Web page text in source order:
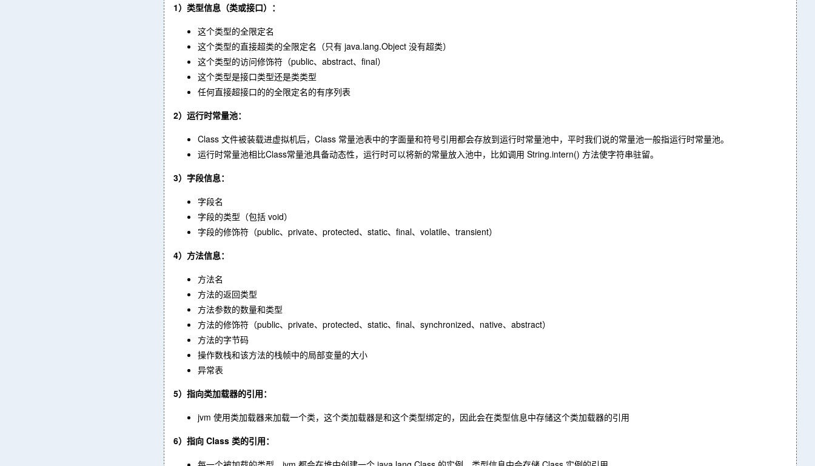
1）类型信息（类或接口）：
这个类型的全限定名
这个类型的直接超类的全限定名（只有 java.lang.Object 没有超类）
这个类型的访问修饰符（public、abstract、final）
这个类型是接口类型还是类类型
任何直接超接口的的全限定名的有序列表
2）运行时常量池：
Class 文件被装载进虚拟机后，Class 常量池表中的字面量和符号引用都会存放到运行时常量池中，平时我们说的常量池一般指运行时常量池。
运行时常量池相比Class常量池具备动态性，运行时可以将新的常量放入池中，比如调用 String.intern() 方法使字符串驻留。
3）字段信息：
字段名
字段的类型（包括 void）
字段的修饰符（public、private、protected、static、final、volatile、transient）
4）方法信息：
方法名
方法的返回类型
方法参数的数量和类型
方法的修饰符（public、private、protected、static、final、synchronized、native、abstract）
方法的字节码
操作数栈和该方法的栈帧中的局部变量的大小
异常表
5）指向类加载器的引用：
jvm 使用类加载器来加载一个类，这个类加载器是和这个类型绑定的，因此会在类型信息中存储这个类加载器的引用
6）指向 Class 类的引用：